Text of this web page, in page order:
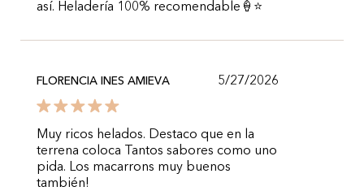
así. Heladería 100% recomendable🍦⭐️
FLORENCIA INES AMIEVA 5/27/2026
Muy ricos helados. Destaco que en la
terrena coloca Tantos sabores como uno
pida. Los macarrons muy buenos
también!